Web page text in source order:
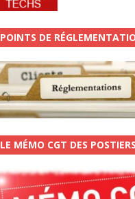
POINTS DE
LE MÉMO CGT DES